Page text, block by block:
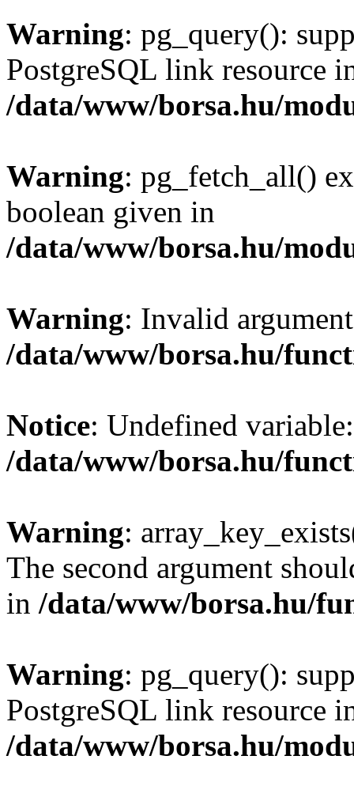
Warning: pg_query():
PostgreSQL link resource
/data/www/borsa.hu/
Warning: pg_fetch_all()
boolean given in
/data/www/borsa.hu/
Warning: Invalid
/data/www/borsa.hu/
Notice: Undefined
/data/www/borsa.hu/
Warning:
The second argument
in /data/www/borsa.hu/
Warning: pg_query():
PostgreSQL link resource
/data/www/borsa.hu/